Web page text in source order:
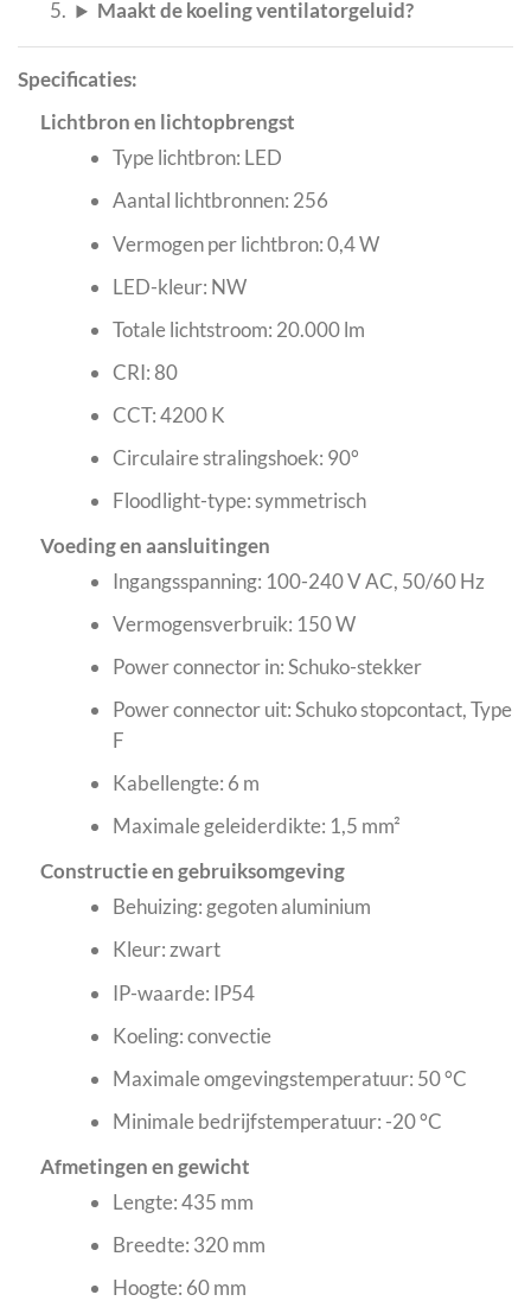
Maakt de koeling ventilatorgeluid?
Specificaties:
Lichtbron en lichtopbrengst
Type lichtbron: LED
Aantal lichtbronnen: 256
Vermogen per lichtbron: 0,4 W
LED-kleur: NW
Totale lichtstroom: 20.000 lm
CRI: 80
CCT: 4200 K
Circulaire stralingshoek: 90°
Floodlight-type: symmetrisch
Voeding en aansluitingen
Ingangsspanning: 100-240 V AC, 50/60 Hz
Vermogensverbruik: 150 W
Power connector in: Schuko-stekker
Power connector uit: Schuko stopcontact, Type
F
Kabellengte: 6 m
Maximale geleiderdikte: 1,5 mm²
Constructie en gebruiksomgeving
Behuizing: gegoten aluminium
Kleur: zwart
IP-waarde: IP54
Koeling: convectie
Maximale omgevingstemperatuur: 50 °C
Minimale bedrijfstemperatuur: -20 °C
Afmetingen en gewicht
Lengte: 435 mm
Breedte: 320 mm
Hoogte: 60 mm